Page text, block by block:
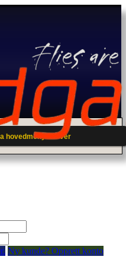
hovedmenyen over
Ny kunde? Opprett konto